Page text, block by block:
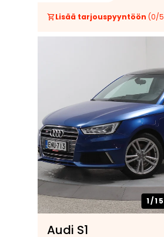
Lisää tarjouspyyntöön (0/5
1/15
Audi S1